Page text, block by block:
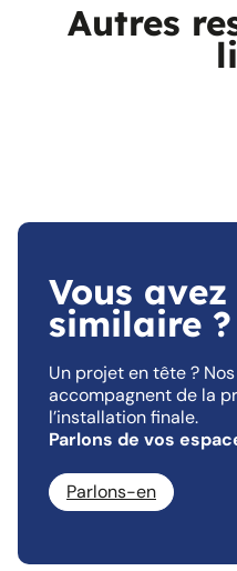
Autres
Vous
similaire ?
Un projet en tête ?
accompagnent de la
l’installation finale.
Parlons de vos
Parlons-en